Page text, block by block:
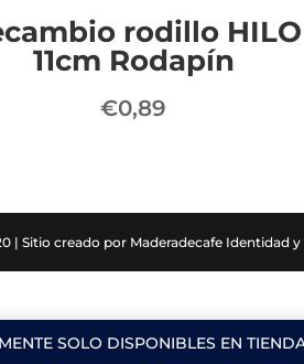
rodillo HILO
11cm Rodapín
€0,89
| Sitio creado por Maderadecafe Identidad
SOLO DISPONIBLES EN